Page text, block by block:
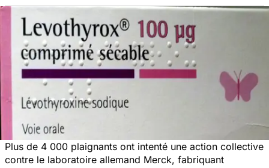
Plus de 4 000 plaignants ont intenté une action collective
contre le laboratoire allemand Merck, fabriquant